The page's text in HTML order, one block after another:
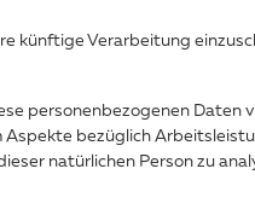
künftige Verarbeitung
personenbezogenen Daten
Aspekte bezüglich
natürlichen Person zu